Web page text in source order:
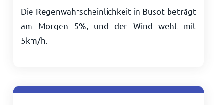
Die Regenwahrscheinlichkeit in Busot beträgt
am Morgen 5%, und der Wind weht mit
5km/h